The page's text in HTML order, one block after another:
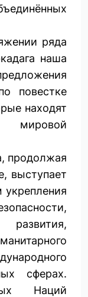
ряда
наша
повестке
находят
продолжая
выступает
развития,
сферах.
Наций